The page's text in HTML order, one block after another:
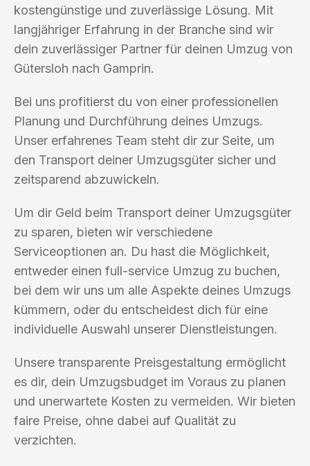
kostengünstige und zuverlässige Lösung. Mit
langjähriger Erfahrung in der Branche sind wir
dein zuverlässiger Partner für deinen Umzug von
Gütersloh nach Gamprin.
Bei uns profitierst du von einer professionellen
Planung und Durchführung deines Umzugs.
Unser erfahrenes Team steht dir zur Seite, um
den Transport deiner Umzugsgüter sicher und
zeitsparend abzuwickeln.
Um dir Geld beim Transport deiner Umzugsgüter
zu sparen, bieten wir verschiedene
Serviceoptionen an. Du hast die Möglichkeit,
entweder einen full-service Umzug zu buchen,
bei dem wir uns um alle Aspekte deines Umzugs
kümmern, oder du entscheidest dich für eine
individuelle Auswahl unserer Dienstleistungen.
Unsere transparente Preisgestaltung ermöglicht
es dir, dein Umzugsbudget im Voraus zu planen
und unerwartete Kosten zu vermeiden. Wir bieten
faire Preise, ohne dabei auf Qualität zu
verzichten.